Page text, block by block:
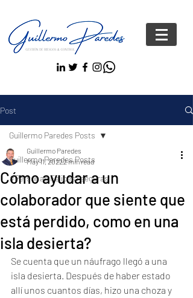
Post
Guillermo Paredes Posts
#Personas FelicesYseguras
Guillermo Paredes Posts
Cómo ayudar a un
colaborador que siente que
está perdido, como en una
isla desierta?
Guillermo Paredes
May 11, 20222 min read
Se cuenta que un náufrago llegó a una
isla desierta. Después de haber estado
allí unos cuantos días, hizo una choza y